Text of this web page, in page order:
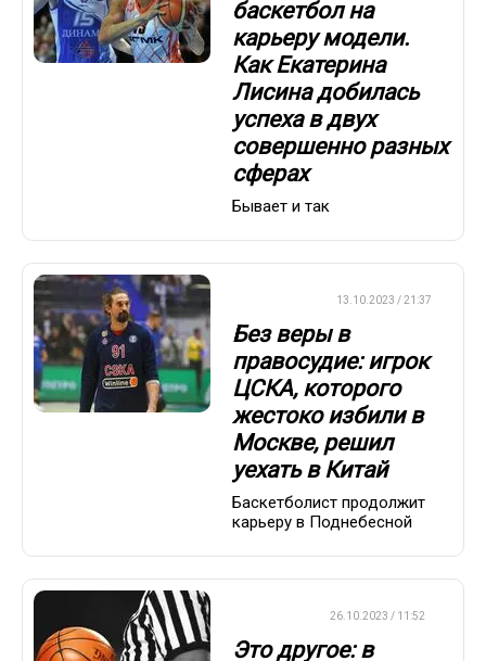
баскетбол на
карьеру модели.
Как Екатерина
Лисина добилась
успеха в двух
совершенно разных
сферах
Бывает и так
13.10.2023 / 21:37
Без веры в
правосудие: игрок
ЦСКА, которого
жестоко избили в
Москве, решил
уехать в Китай
Баскетболист продолжит
карьеру в Поднебесной
26.10.2023 / 11:52
Это другое: в